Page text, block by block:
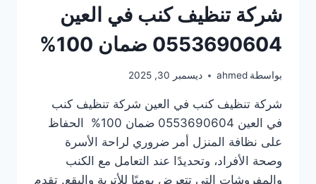
شركة تنظيف كنب في العين
0553690604 ضمان 100%
بواسطة ahmed ديسمبر 30, 2025
شركة تنظيف كنب في العين شركة تنظيف كنب
في العين 0553690604 ضمان 100% الحفاظ
على نظافة المنزل أمر ضروري لراحة الأسرة
وصحة الأفراد، وتحديدًا عند التعامل مع الكنب
والمفروشات التي تتعرض يوميًا للأتربة والبقع. تقدم